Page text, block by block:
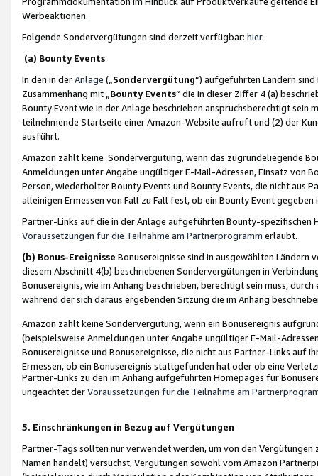
Werbeaktionen.
Folgende Sondervergütungen sind derzeit verfügbar: hier.
(a) Bounty Events
In den in derAnlage („ Sondervergütung“) aufgeführten Ländern
Zusammenhang mit „ Bounty Events“ die in dieser Ziffer 4 (a)
Bounty Event wie in der Anlage beschrieben anspruchsberechtigt sein
teilnehmende Startseite einer Amazon-Website aufruft und (2) der
ausführt.
Amazon zahlt keine Sondervergütung, wenn das zugrundeliegende
Anmeldungen unter Angabe ungültiger E-Mail-Adressen, Einsatz von
Person, wiederholter Bounty Events und Bounty Events, die nicht
alleinigen Ermessen von Fall zu Fall fest, ob ein Bounty Event
Partner-Links auf die in der Anlage aufgeführten Bounty-spezifischen
Voraussetzungen für die Teilnahme am Partnerprogramm erlaubt.
(b) Bonus-Ereignisse Bonusereignisse sind in ausgewählten Ländern
diesem Abschnitt 4(b) beschriebenen Sondervergütungen in
Bonusereignis, wie im Anhang beschrieben, berechtigt sein muss,
während der sich daraus ergebenden Sitzung die im Anhang
Amazon zahlt keine Sondervergütung, wenn ein Bonusereignis
(beispielsweise Anmeldungen unter Angabe ungültiger E-Mail-
Bonusereignisse und Bonusereignisse, die nicht aus Partner-Links auf
Ermessen, ob ein Bonusereignis stattgefunden hat oder ob eine
Partner-Links zu den im Anhang aufgeführten Homepages für
ungeachtet derVoraussetzungen für die Teilnahme am
5. Einschränkungen in Bezug auf Vergütungen
Partner-Tags sollten nur verwendet werden, um von den
Namen handelt) versuchst, Vergütungen sowohl vom Amazon